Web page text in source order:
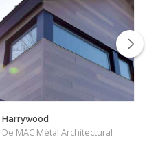
Harrywood
De MAC Métal Architectural